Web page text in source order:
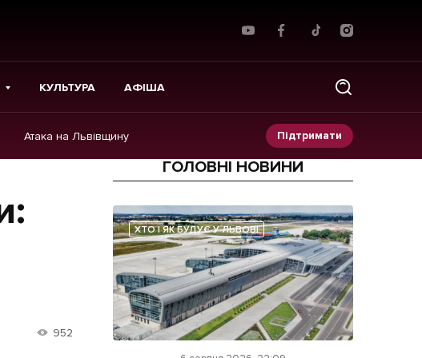
КУЛЬТУРА АФІША
Атака на Львівщину Підтримати
Прес-релізи
Фото/Відео
Made in Lviv
952
ГОЛОВНІ НОВИНИ
ХТО І ЯК БУДУЄ У ЛЬВОВІ